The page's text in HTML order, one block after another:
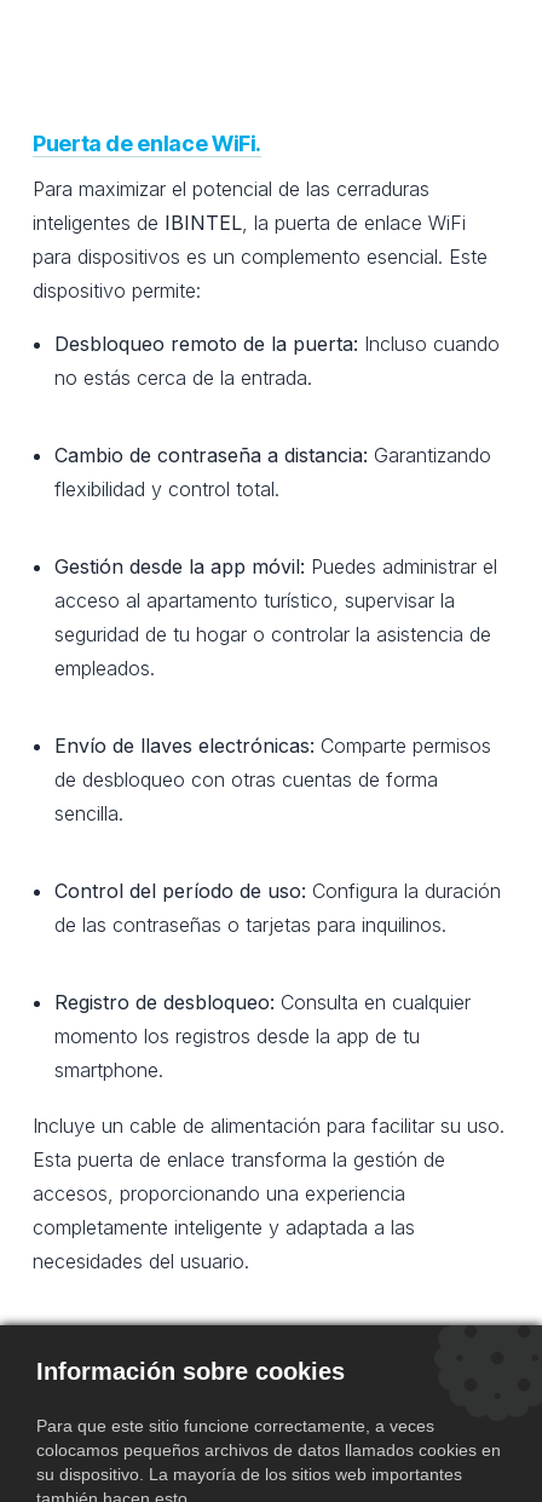
Puerta de enlace WiFi.
Para maximizar el potencial de las cerraduras
inteligentes de IBINTEL , la puerta de enlace WiFi
para dispositivos es un complemento esencial. Este
dispositivo permite:
Desbloqueo remoto de la puerta: Incluso cuando
no estás cerca de la entrada.
Cambio de contraseña a distancia: Garantizando
flexibilidad y control total.
Gestión desde la app móvil: Puedes administrar el
acceso al apartamento turístico, supervisar la
seguridad de tu hogar o controlar la asistencia de
empleados.
Envío de llaves electrónicas: Comparte permisos
de desbloqueo con otras cuentas de forma
sencilla.
Control del período de uso: Configura la duración
de las contraseñas o tarjetas para inquilinos.
Registro de desbloqueo: Consulta en cualquier
momento los registros desde la app de tu
smartphone.
Incluye un cable de alimentación para facilitar su uso.
Esta puerta de enlace transforma la gestión de
accesos, proporcionando una experiencia
completamente inteligente y adaptada a las
necesidades del usuario.
Gestión Simplificada.
ser intuitivas y fáciles de gestionar, lo que facilita el
trabajo de los instaladores y equipos técnicos.
Información sobre cookies
Para que este sitio funcione correctamente, a veces
colocamos pequeños archivos de datos llamados cookies en
su dispositivo. La mayoría de los sitios web importantes